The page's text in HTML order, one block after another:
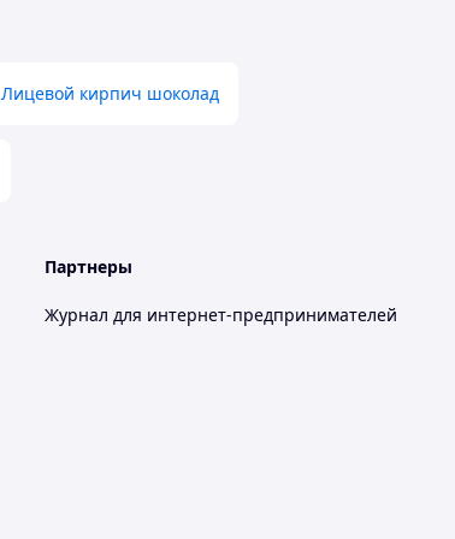
Лицевой кирпич шоколад
Партнеры
Журнал для интернет-предпринимателей